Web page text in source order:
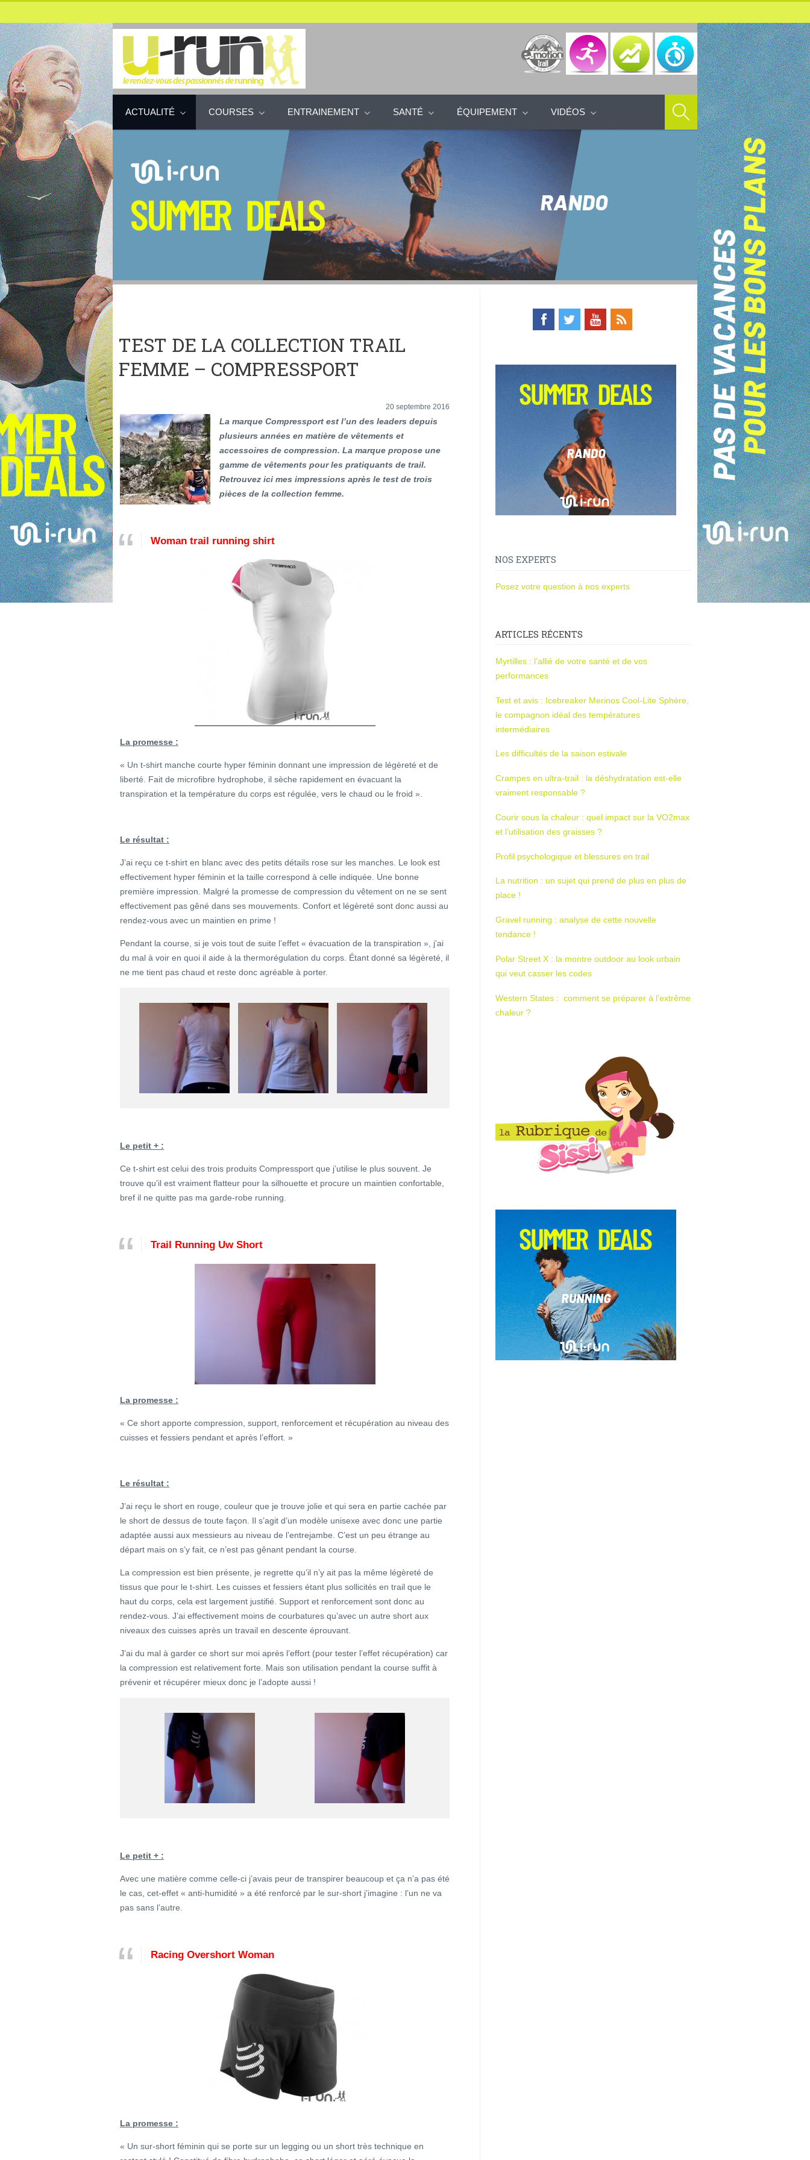
ACTUALITÉ COURSES ENTRAINEMENT SANTÉ ÉQUIPEMENT VIDÉOS
TEST DE LA COLLECTION TRAIL
FEMME – COMPRESSPORT
20 septembre 2016
La marque Compressport est l’un des leaders depuis
plusieurs années en matière de vêtements et
accessoires de compression. La marque propose une
gamme de vêtements pour les pratiquants de trail.
Retrouvez ici mes impressions après le test de trois
pièces de la collection femme.
Woman trail running shirt
La promesse :
« Un t-shirt manche courte hyper féminin donnant une impression de légèreté et de
liberté. Fait de microfibre hydrophobe, il sèche rapidement en évacuant la
transpiration et la température du corps est régulée, vers le chaud ou le froid ».
Le résultat :
J’ai reçu ce t-shirt en blanc avec des petits détails rose sur les manches. Le look est
effectivement hyper féminin et la taille correspond à celle indiquée. Une bonne
première impression. Malgré la promesse de compression du vêtement on ne se sent
effectivement pas gêné dans ses mouvements. Confort et légèreté sont donc aussi au
rendez-vous avec un maintien en prime !
Pendant la course, si je vois tout de suite l’effet « évacuation de la transpiration », j’ai
du mal à voir en quoi il aide à la thermorégulation du corps. Étant donné sa légèreté, il
ne me tient pas chaud et reste donc agréable à porter.
Le petit + :
Ce t-shirt est celui des trois produits Compressport que j’utilise le plus souvent. Je
trouve qu’il est vraiment flatteur pour la silhouette et procure un maintien confortable,
bref il ne quitte pas ma garde-robe running.
Trail Running Uw Short
La promesse :
« Ce short apporte compression, support, renforcement et récupération au niveau des
cuisses et fessiers pendant et après l’effort. »
Le résultat :
J’ai reçu le short en rouge, couleur que je trouve jolie et qui sera en partie cachée par
le short de dessus de toute façon. Il s’agit d’un modèle unisexe avec donc une partie
adaptée aussi aux messieurs au niveau de l’entrejambe. C’est un peu étrange au
départ mais on s’y fait, ce n’est pas gênant pendant la course.
La compression est bien présente, je regrette qu’il n’y ait pas la même légèreté de
tissus que pour le t-shirt. Les cuisses et fessiers étant plus sollicités en trail que le
haut du corps, cela est largement justifié. Support et renforcement sont donc au
rendez-vous. J’ai effectivement moins de courbatures qu’avec un autre short aux
niveaux des cuisses après un travail en descente éprouvant.
J’ai du mal à garder ce short sur moi après l’effort (pour tester l’effet récupération) car
la compression est relativement forte. Mais son utilisation pendant la course suffit à
prévenir et récupérer mieux donc je l’adopte aussi !
Le petit + :
Avec une matière comme celle-ci j’avais peur de transpirer beaucoup et ça n’a pas été
le cas, cet-effet « anti-humidité » a été renforcé par le sur-short j’imagine : l’un ne va
pas sans l’autre.
Racing Overshort Woman
La promesse :
« Un sur-short féminin qui se porte sur un legging ou un short très technique en
NOS EXPERTS
Posez votre question à nos experts
ARTICLES RÉCENTS
Myrtilles : l’allié de votre santé et de vos
performances
Test et avis : Icebreaker Merinos Cool-Lite Sphère,
le compagnon idéal des températures
intermédiaires
Les difficultés de la saison estivale
Crampes en ultra-trail : la déshydratation est-elle
vraiment responsable ?
Courir sous la chaleur : quel impact sur la VO2max
et l’utilisation des graisses ?
Profil psychologique et blessures en trail
La nutrition : un sujet qui prend de plus en plus de
place !
Gravel running : analyse de cette nouvelle
tendance !
Polar Street X : la montre outdoor au look urbain
qui veut casser les codes
Western States : comment se préparer à l’extrême
chaleur ?